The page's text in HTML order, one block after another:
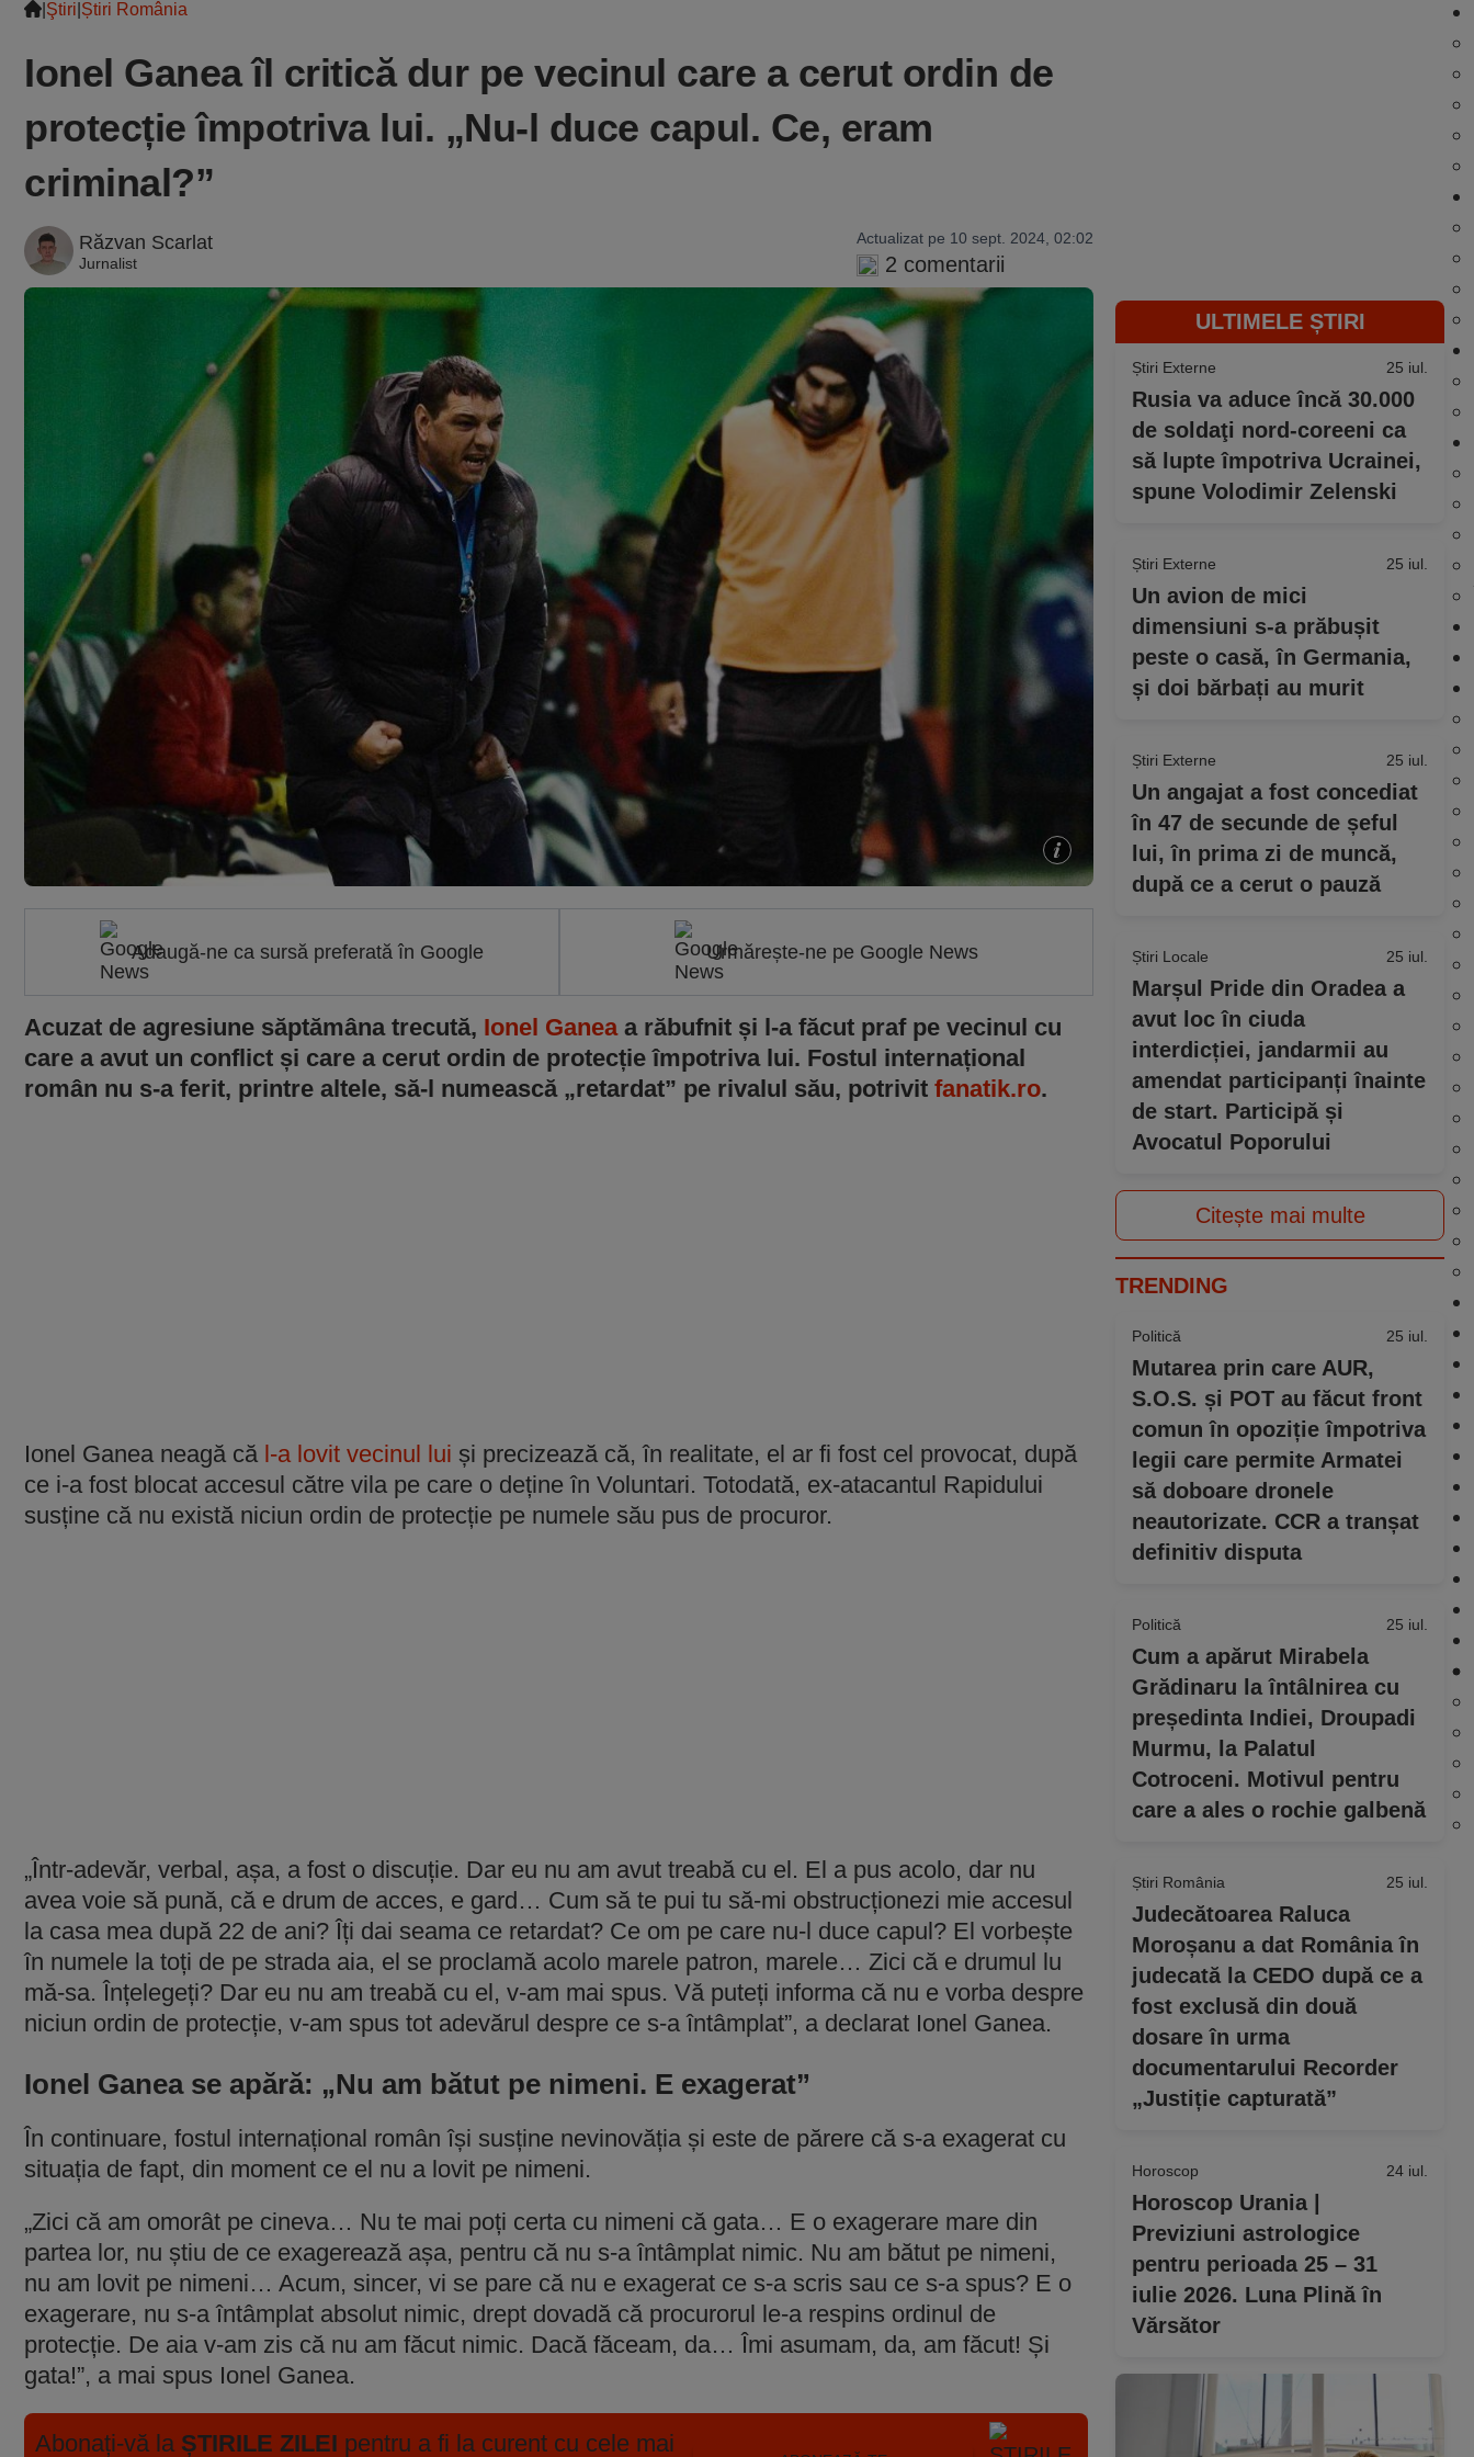
Ştiri Știri România
Ionel Ganea îl critică dur pe vecinul care a cerut ordin de
protecție împotriva lui. „Nu-l duce capul. Ce, eram
criminal?”
Răzvan Scarlat
Jurnalist
Actualizat pe 10 sept. 2024, 02:02
2 comentarii
Adaugă-ne ca sursă preferată în Google Urmărește-ne pe Google News
Acuzat de agresiune săptămâna trecută, Ionel Ganeaa răbufnit și l-a făcut praf pe vecinul cu
care a avut un conflict și care a cerut ordin de protecție împotriva lui. Fostul internațional
român nu s-a ferit, printre altele, să-l numească „retardat” pe rivalul său, potrivit fanatik.ro.
Ionel Ganea neagă că l-a lovit vecinul lui și precizează că, în realitate, el ar fi fost cel provocat, după
ce i-a fost blocat accesul către vila pe care o deține în Voluntari. Totodată, ex-atacantul Rapidului
susține că nu există niciun ordin de protecție pe numele său pus de procuror.
„Într-adevăr, verbal, așa, a fost o discuție. Dar eu nu am avut treabă cu el. El a pus acolo, dar nu
avea voie să pună, că e drum de acces, e gard… Cum să te pui tu să-mi obstrucționezi mie accesul
la casa mea după 22 de ani? Îți dai seama ce retardat? Ce om pe care nu-l duce capul? El vorbește
în numele la toți de pe strada aia, el se proclamă acolo marele patron, marele… Zici că e drumul lu
mă-sa. Înțelegeți? Dar eu nu am treabă cu el, v-am mai spus. Vă puteți informa că nu e vorba despre
niciun ordin de protecție, v-am spus tot adevărul despre ce s-a întâmplat”, a declarat Ionel Ganea.
Ionel Ganea se apără: „Nu am bătut pe nimeni. E exagerat”
În continuare, fostul internațional român își susține nevinovăția și este de părere că s-a exagerat cu
situația de fapt, din moment ce el nu a lovit pe nimeni.
„Zici că am omorât pe cineva… Nu te mai poți certa cu nimeni că gata… E o exagerare mare din
partea lor, nu știu de ce exagerează așa, pentru că nu s-a întâmplat nimic. Nu am bătut pe nimeni,
nu am lovit pe nimeni… Acum, sincer, vi se pare că nu e exagerat ce s-a scris sau ce s-a spus? E o
exagerare, nu s-a întâmplat absolut nimic, drept dovadă că procurorul le-a respins ordinul de
protecție. De aia v-am zis că nu am făcut nimic. Dacă făceam, da… Îmi asumam, da, am făcut! Și
gata!”, a mai spus Ionel Ganea.
Abonați-vă la ȘTIRILE ZILEI pentru a fi la curent cu cele mai
ULTIMELE ȘTIRI
Știri Externe 25 iul.
Rusia va aduce încă 30.000
de soldaţi nord-coreeni ca
să lupte împotriva Ucrainei,
spune Volodimir Zelenski
Știri Externe 25 iul.
Un avion de mici
dimensiuni s-a prăbușit
peste o casă, în Germania,
și doi bărbați au murit
Știri Externe 25 iul.
Un angajat a fost concediat
în 47 de secunde de șeful
lui, în prima zi de muncă,
după ce a cerut o pauză
Știri Locale 25 iul.
Marșul Pride din Oradea a
avut loc în ciuda
interdicției, jandarmii au
amendat participanți înainte
de start. Participă și
Avocatul Poporului
Citește mai multe
TRENDING
Politică 25 iul.
Mutarea prin care AUR,
S.O.S. și POT au făcut front
comun în opoziție împotriva
legii care permite Armatei
să doboare dronele
neautorizate. CCR a tranșat
definitiv disputa
Politică 25 iul.
Cum a apărut Mirabela
Grădinaru la întâlnirea cu
președinta Indiei, Droupadi
Murmu, la Palatul
Cotroceni. Motivul pentru
care a ales o rochie galbenă
Știri România 25 iul.
Judecătoarea Raluca
Moroșanu a dat România în
judecată la CEDO după ce a
fost exclusă din două
dosare în urma
documentarului Recorder
„Justiție capturată”
Horoscop 24 iul.
Horoscop Urania |
Previziuni astrologice
pentru perioada 25 – 31
iulie 2026. Luna Plină în
Vărsător